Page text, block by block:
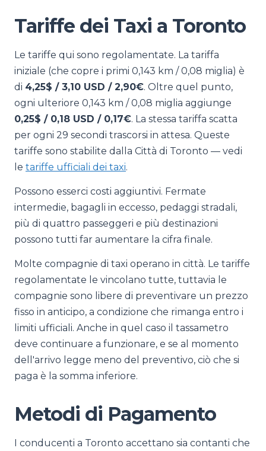
Tariffe dei Taxi a Toronto
Le tariffe qui sono regolamentate. La tariffa
iniziale (che copre i primi 0,143 km / 0,08 miglia) è
di 4,25$ / 3,10 USD / 2,90€. Oltre quel punto,
ogni ulteriore 0,143 km / 0,08 miglia aggiunge
0,25$ / 0,18 USD / 0,17€. La stessa tariffa scatta
per ogni 29 secondi trascorsi in attesa. Queste
tariffe sono stabilite dalla Città di Toronto — vedi
le tariffe ufficiali dei taxi.
Possono esserci costi aggiuntivi. Fermate
intermedie, bagagli in eccesso, pedaggi stradali,
più di quattro passeggeri e più destinazioni
possono tutti far aumentare la cifra finale.
Molte compagnie di taxi operano in città. Le tariffe
regolamentate le vincolano tutte, tuttavia le
compagnie sono libere di preventivare un prezzo
fisso in anticipo, a condizione che rimanga entro i
limiti ufficiali. Anche in quel caso il tassametro
deve continuare a funzionare, e se al momento
dell'arrivo legge meno del preventivo, ciò che si
paga è la somma inferiore.
Metodi di Pagamento
I conducenti a Toronto accettano sia contanti che